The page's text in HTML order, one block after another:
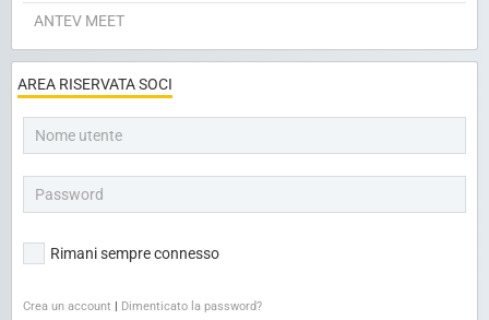
ANTEV MEET
AREA RISERVATA SOCI
Rimani sempre connesso
Crea un account | Dimenticato la password?